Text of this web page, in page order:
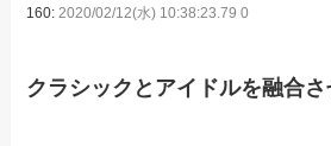
160:2020/02/12(水) 10:38:23.79 0
クラシックとアイドルを融合さ